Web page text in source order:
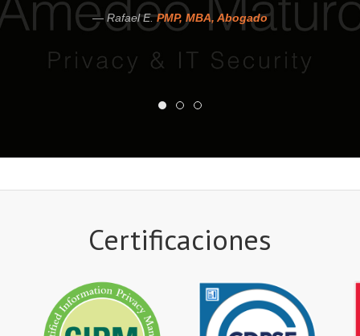
Rafael E.PMP, MBA, Abogado
Certificaciones